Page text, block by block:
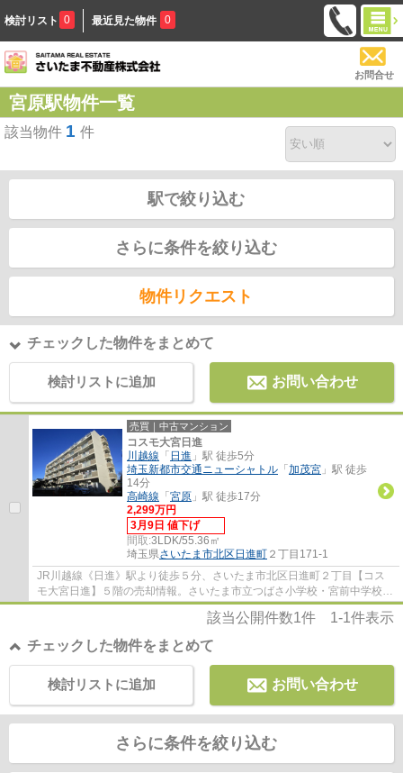
検討リスト 0 最近見た物件 0
お問合せ
宮原駅物件一覧
該当物件 1 件
駅で絞り込む
さらに条件を絞り込む
物件リクエスト
チェックした物件をまとめて
検討リストに追加 お問い合わせ
売買｜中古マンション
コスモ大宮日進
川越線 「 日進 」駅 徒歩5分
埼玉新都市交通ニューシャトル 「 加茂宮 」駅 徒歩
14分
高崎線 「 宮原 」駅 徒歩17分
2,299万円
3月9日 値下げ
間取:3LDK/55.36㎡
埼玉県さいたま市北区 日進町 ２丁目171-1
JR川越線《日進》駅より徒歩５分、さいたま市北区日進町２丁目【コス
モ大宮日進】５階の売却情報。さいたま市立つばさ小学校・宮前中学校の
学区内となります。令和５年に大規模修繕工...
該当公開件数1件 1-1件表示
チェックした物件をまとめて
お問い合わせ
検討リストに追加
さらに条件を絞り込む